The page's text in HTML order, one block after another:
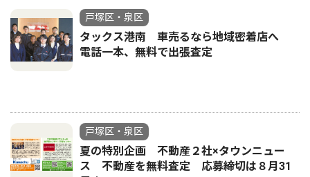
戸塚区・泉区
タックス港南 車売るなら地域密着店へ
電話一本、無料で出張査定
戸塚区・泉区
夏の特別企画 不動産２社×タウンニュー
ス 不動産を無料査定 応募締切は８月31